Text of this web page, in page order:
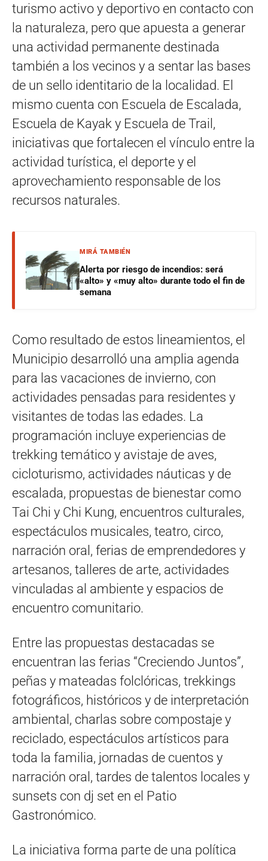
turismo activo y deportivo en contacto con
la naturaleza, pero que apuesta a generar
una actividad permanente destinada
también a los vecinos y a sentar las bases
de un sello identitario de la localidad. El
mismo cuenta con Escuela de Escalada,
Escuela de Kayak y Escuela de Trail,
iniciativas que fortalecen el vínculo entre la
actividad turística, el deporte y el
aprovechamiento responsable de los
recursos naturales.
MIRÁ TAMBIÉN
Alerta por riesgo de incendios: será
«alto» y «muy alto» durante todo el fin de
semana
Como resultado de estos lineamientos, el
Municipio desarrolló una amplia agenda
para las vacaciones de invierno, con
actividades pensadas para residentes y
visitantes de todas las edades. La
programación incluye experiencias de
trekking temático y avistaje de aves,
cicloturismo, actividades náuticas y de
escalada, propuestas de bienestar como
Tai Chi y Chi Kung, encuentros culturales,
espectáculos musicales, teatro, circo,
narración oral, ferias de emprendedores y
artesanos, talleres de arte, actividades
vinculadas al ambiente y espacios de
encuentro comunitario.
Entre las propuestas destacadas se
encuentran las ferias “Creciendo Juntos”,
peñas y mateadas folclóricas, trekkings
fotográficos, históricos y de interpretación
ambiental, charlas sobre compostaje y
reciclado, espectáculos artísticos para
toda la familia, jornadas de cuentos y
narración oral, tardes de talentos locales y
sunsets con dj set en el Patio
Gastronómico.
La iniciativa forma parte de una política